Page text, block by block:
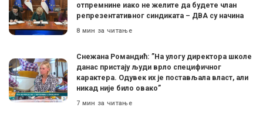
отпремнине иако не желите да будете члан
репрезентативног синдиката – ДВА су начина
8 мин за читање
Снежана Романдић: ”На улогу директора школе
данас пристају људи врло специфичног
карактера. Одувек их је постављала власт, али
никад није било овако”
7 мин за читање